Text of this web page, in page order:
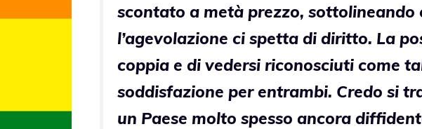
scontato a metà prezzo, sottolineando
l’agevolazione ci spetta di diritto. La
coppia e di vedersi riconosciuti come
soddisfazione per entrambi. Credo si
un Paese molto spesso ancora